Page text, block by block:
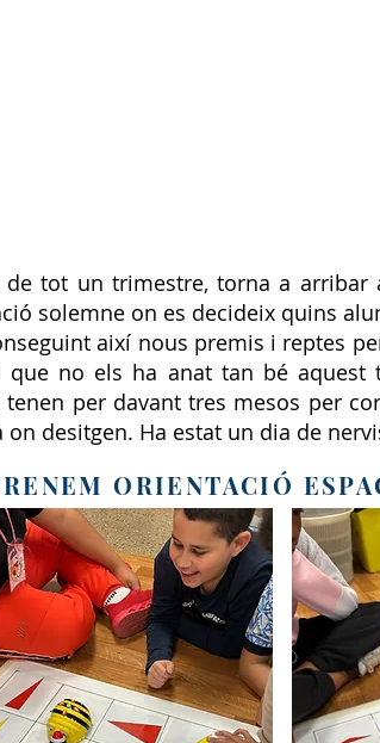
de tot un trimestre, torna a arribar
solemne on es decideix quins
així nous premis i reptes
que no els ha anat tan bé
tenen per davant tres mesos per
on desitgen. Ha estat un dia de
ORIENTACIÓ